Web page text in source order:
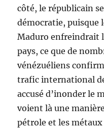
côté, le républicain
démocratie, puisque
Maduro enfreindrait
pays, ce que de
vénézuéliens
trafic international
accusé d’inonder le
voient là une
pétrole et les métaux